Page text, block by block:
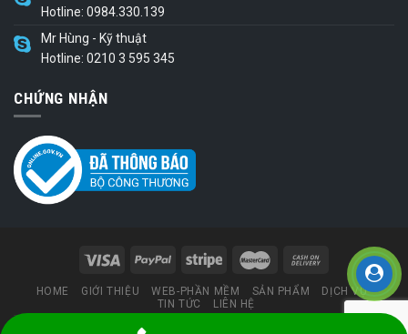
Hotline: 0984.330.139
Mr Hùng - Kỹ thuật
Hotline: 0210 3 595 345
CHỨNG NHẬN
HOME GIỚI THIỆU WEB-PHẦN MỀM SẢN PHẨM
DỊCH VỤ
TIN TỨC
LIÊN HỆ